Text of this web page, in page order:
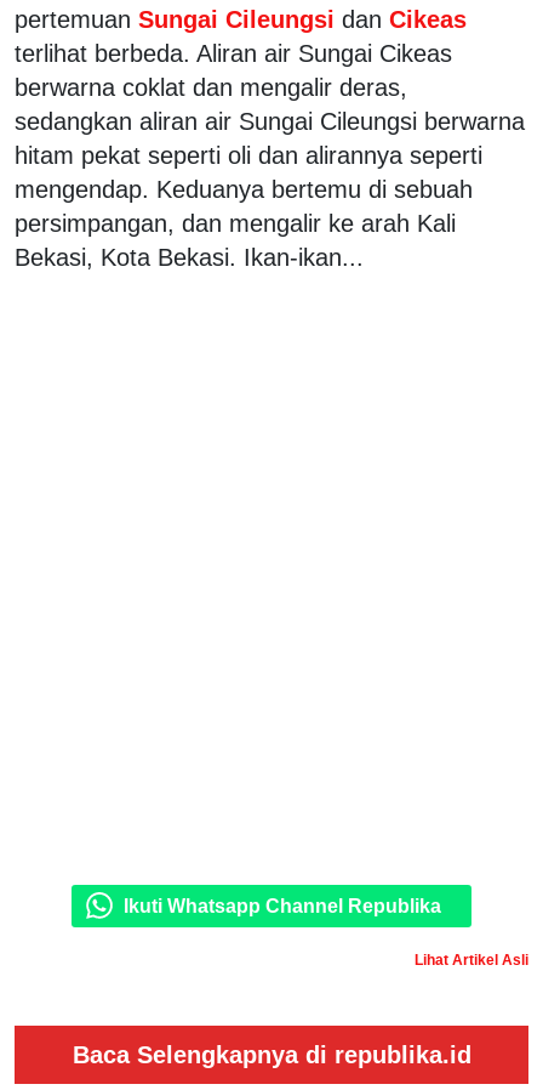
pertemuan Sungai Cileungsi dan Cikeas
terlihat berbeda. Aliran air Sungai Cikeas
berwarna coklat dan mengalir deras,
sedangkan aliran air Sungai Cileungsi berwarna
hitam pekat seperti oli dan alirannya seperti
mengendap. Keduanya bertemu di sebuah
persimpangan, dan mengalir ke arah Kali
Bekasi, Kota Bekasi. Ikan-ikan...
Ikuti Whatsapp Channel Republika
Lihat Artikel Asli
Baca Selengkapnya di republika.id